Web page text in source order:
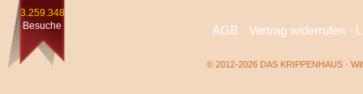
3.259.348
Besuche
AGB · Vertrag widerrufen·
© 2012-2026 DAS KRIPPENHAUS ·